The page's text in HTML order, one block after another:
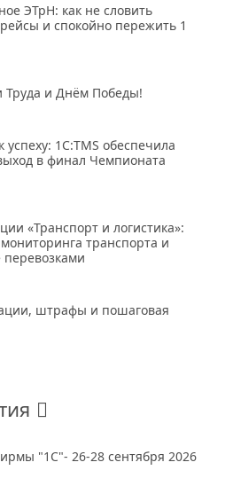
ЭТрН: как не словить
и спокойно пережить 1
Труда и Днём Победы!
успеху: 1С:TMS обеспечила
в финал Чемпионата
«Транспорт и логистика»:
транспорта и
штрафы и пошаговая
"1С"- 26-28 сентября 2026